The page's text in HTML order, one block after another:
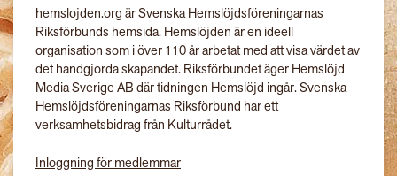
hemslojden.org är Svenska Hemslöjdsföreningarnas
Riksförbunds hemsida. Hemslöjden är en ideell
organisation som i över 110 år arbetat med att visa värdet av
det handgjorda skapandet. Riksförbundet äger Hemslöjd
Media Sverige AB där tidningen Hemslöjd ingår. Svenska
Hemslöjdsföreningarnas Riksförbund har ett
verksamhetsbidrag från Kulturrådet.
Inloggning för medlemmar